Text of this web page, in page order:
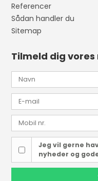
Referencer
Sådan handler du
Sitemap
Tilmeld dig
Jeg vil gerne
nyheder og